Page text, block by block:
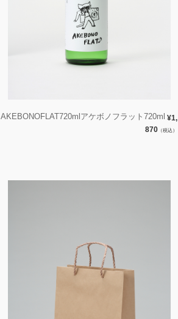
AKEBONOFLAT720mlアケボノフラット720ml ¥1,
870 （税込）